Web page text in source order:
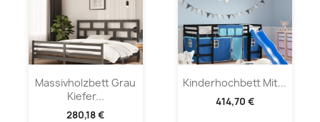
Massivholzbett Grau
Kiefer...
280,18 €
Kinderhochbett Mit...
414,70 €